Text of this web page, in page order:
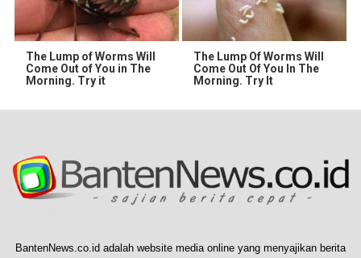
The Lump of Worms Will
Come Out of You in The
Morning. Try it
The Lump Of Worms Will
Come Out Of You In The
Morning. Try It
BantenNews.co.id adalah website media online yang menyajikan berita